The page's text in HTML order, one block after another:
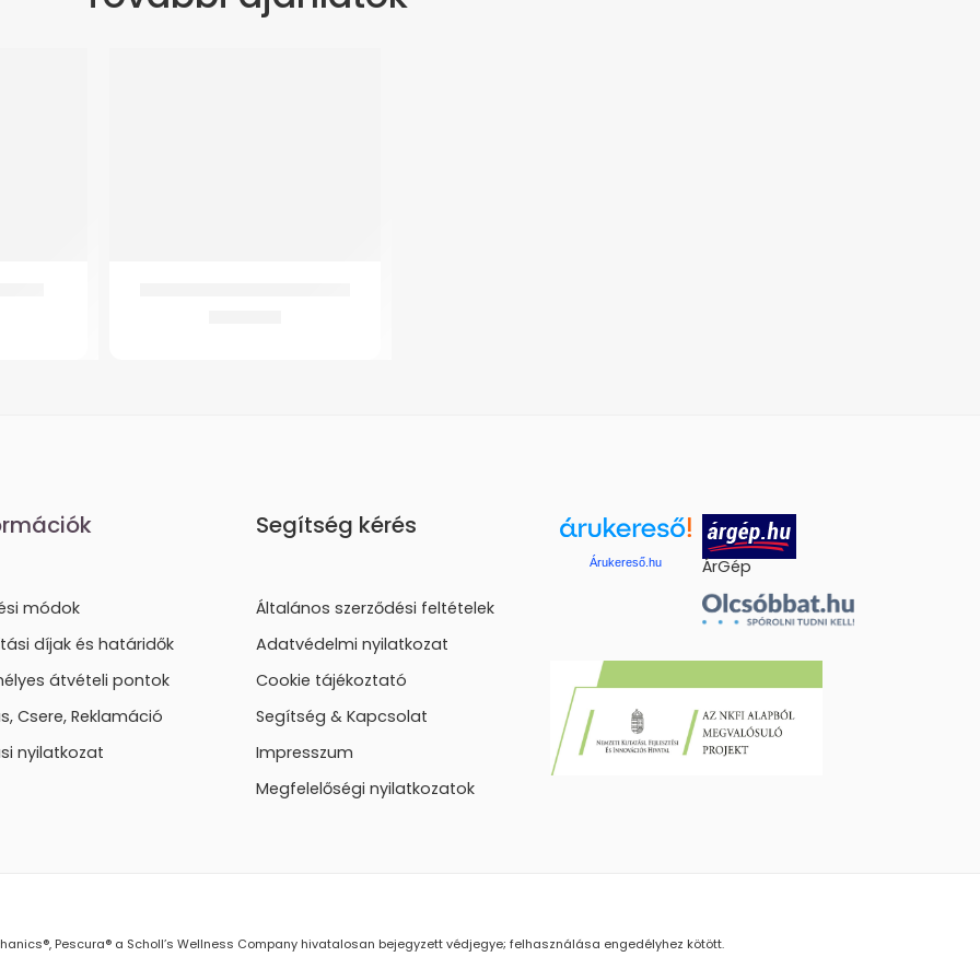
módok
díjak és határidők
átvételi pontok
Csere, Reklamáció
nyilatkozat
Segítség kérés
Általános szerződési feltételek
Adatvédelmi nyilatkozat
Cookie tájékoztató
Segítség & Kapcsolat
Impresszum
Megfelelőségi nyilatkozatok
Árukereső.hu ÁrGép
Pescura® a Scholl’s Wellness Company hivatalosan bejegyzett védjegye; felhasználása engedélyhez kötött.